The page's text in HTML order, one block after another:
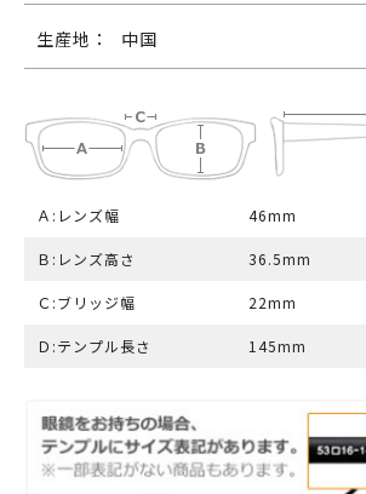
生産地： 中国
Ａ:レンズ幅 46mm
Ｂ:レンズ高さ 36.5mm
Ｃ:ブリッジ幅 22mm
Ｄ:テンプル長さ 145mm